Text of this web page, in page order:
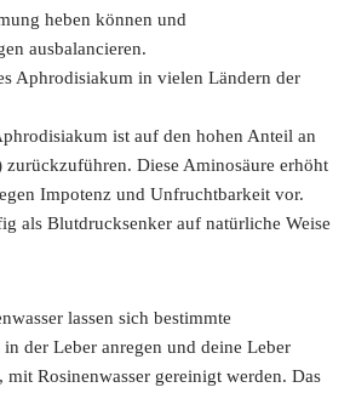
heben können und
ausbalancieren.
Aphrodisiakum in vielen Ländern der
ist auf den hohen Anteil an
Diese Aminosäure erhöht
Impotenz und Unfruchtbarkeit vor.
als Blutdrucksenker auf natürliche Weise
lassen sich bestimmte
in der Leber anregen und deine Leber
Rosinenwasser gereinigt werden. Das